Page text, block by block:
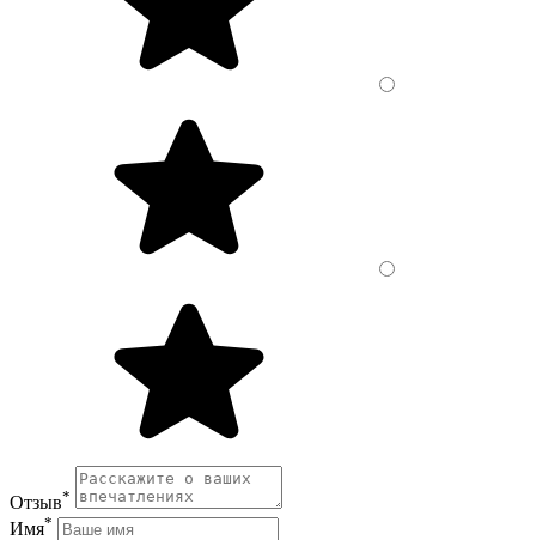
Отзыв*
Имя*